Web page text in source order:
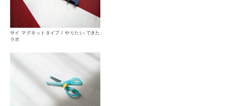
サイ マグネットタイプ / やりたい.できた.
ラボ